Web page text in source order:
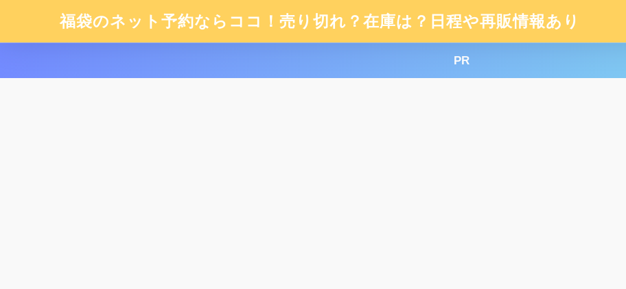
福袋のネット予約ならココ！売り切れ？在庫は？日程や再販情報あり
PR